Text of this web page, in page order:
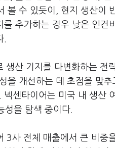
볼 수 있듯이, 현지 생산이
추가하는 경우 낮은 인건
.
산 기지를 다변화하는 전
을 개선하는 데 초점을 맞추
센타이어는 미국 내 생산
성을 탐색 중이다.
3사 전체 매출에서 큰 비중